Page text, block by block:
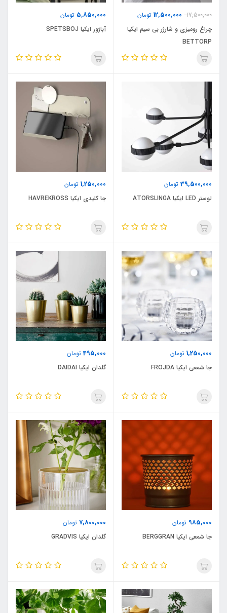
17,500,000
12,500,000 تومان
چراغ رومیزی و شارژر بی سیم ایکیا
BETTORP
5,850,000 تومان
آباژور ایکیا SPETSBOJ
39,500,000 تومان
لوستر LED ایکیا ATORSLINGA
1,250,000 تومان
جا کلیدی ایکیا HAVREKROSS
1,250,000 تومان
جا شمعی ایکیا FROJDA
495,000تومان
گلدان ایکیا DAIDAI
985,000 تومان
جا شمعی ایکیا BERGGRAN
7,800,000 تومان
گلدان ایکیا GRADVIS